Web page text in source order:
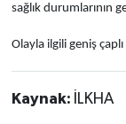
sağlık durumlarının
Olayla ilgili geniş
Kaynak: İLKHA